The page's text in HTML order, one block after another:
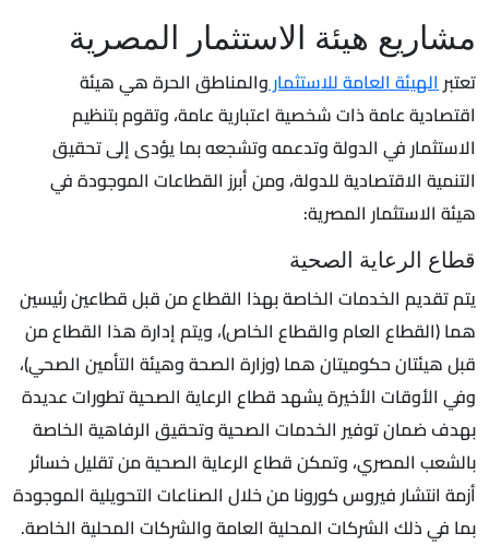
مشاريع هيئة الاستثمار المصرية
تعتبرالهيئة العامة للاستثماروالمناطق الحرة هي هيئة
اقتصادية عامة ذات شخصية اعتبارية عامة، وتقوم بتنظيم
الاستثمار في الدولة وتدعمه وتشجعه بما يؤدى إلى تحقيق
التنمية الاقتصادية للدولة، ومن أبرز القطاعات الموجودة في
هيئة الاستثمار المصرية:
قطاع الرعاية الصحية
يتم تقديم الخدمات الخاصة بهذا القطاع من قبل قطاعين رئيسين
هما (القطاع العام والقطاع الخاص)، ويتم إدارة هذا القطاع من
قبل هيئتان حكوميتان هما (وزارة الصحة وهيئة التأمين الصحي)،
وفي الأوقات الأخيرة يشهد قطاع الرعاية الصحية تطورات عديدة
بهدف ضمان توفير الخدمات الصحية وتحقيق الرفاهية الخاصة
بالشعب المصري، وتمكن قطاع الرعاية الصحية من تقليل خسائر
أزمة انتشار فيروس كورونا من خلال الصناعات التحويلية الموجودة
بما في ذلك الشركات المحلية العامة والشركات المحلية الخاصة.